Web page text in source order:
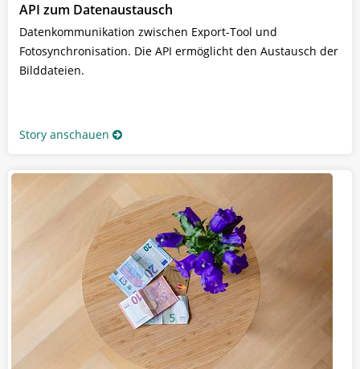
API zum Datenaustausch
Datenkommunikation zwischen Export-Tool und
Fotosynchronisation. Die API ermöglicht den Austausch der
Bilddateien.
Story anschauen